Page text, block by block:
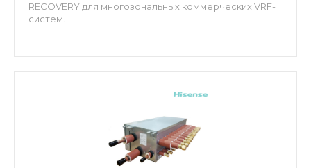
RECOVERY для многозональных коммерческих VRF-
систем.